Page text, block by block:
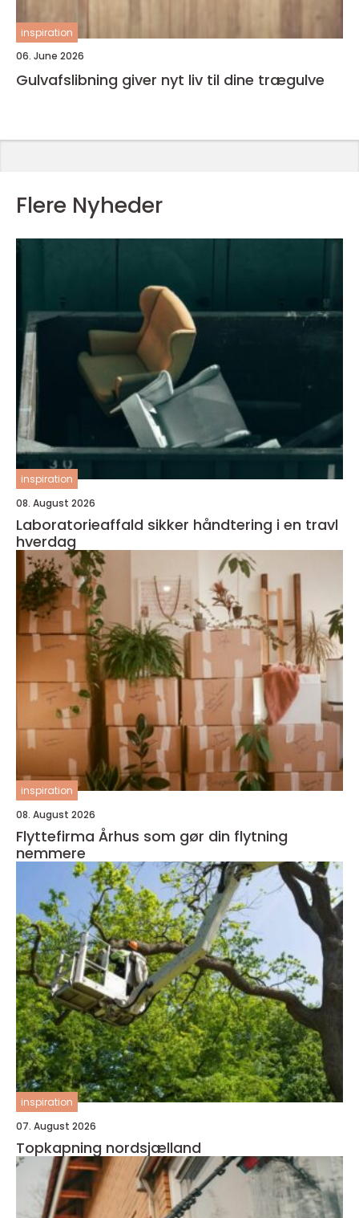
inspiration
06. June 2026
Gulvafslibning giver nyt liv til dine trægulve
Flere Nyheder
inspiration
08. August 2026
Laboratorieaffald sikker håndtering i en travl
hverdag
inspiration
08. August 2026
Flyttefirma Århus som gør din flytning
nemmere
inspiration
07. August 2026
Topkapning nordsjælland